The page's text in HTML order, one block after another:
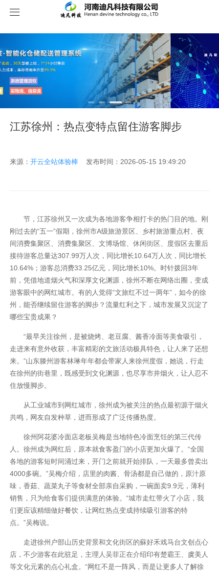
开云全站
江苏徐州：热点变特点留住游客脚步
来源： 开云全站体验棒 发布时间：2026-05-15 19:49:20
节，江苏徐州又一次成为各地游客争相打卡的热门目的地。刚
刚过去的“五一”假期，徐州市A级旅游景区、乡村旅游重点村、夜
间消费集聚区、消费集聚区、文博场馆、休闲街区、度假区去重后
接待游客总量达307.99万人次，同比增长10.64万人次，同比增长
10.64%；游客总消费33.25亿元，同比增长10%。时针拨回3年
前，凭借地道烟火气和深厚文化渊源，徐州不断在网络出圈，变成
游客眼中的网红城市。有的人觉得“文旅红不过一两年”，如今的徐
州，能否继续留住游客的脚步？流量红利之下，城市发展又沉淀了
哪些宝贵成果？
“最早关注徐州，是被烧烤、老豆腐、酱香冷面等美食吸引，
走进来有意外收获，丰富精彩的文旅活动极具特色，让人来了还想
来。”山东滕州游客林琳年年都会带家人来徐州度假，她说，行走
在徐州的街巷里，既感受到文化渊源，也尽享市井烟火，让人忍不
住放慢脚步。
从工业城市到网红城市，徐州成为被关注的热点最初源于烟火
共鸣，网友自发种草，进而形成了广泛传播热度。
徐州阿花婆冷面店老板吴梅是当地特色冷面烹饪的第三代传
人。徐州成为网红后，原本就食客盈门的小店更加火爆了。“全国
各地的游客短时间涌过来，开门之前就开始排队，一天最多曾卖出
4000多碗。”吴梅介绍，店里的肉酱、骨汤都是自己做的，原汁原
味，香菇、蔬菜丸子等食材全部亲自采购，一碗面卖9.9元，薄利
销售，只为给食客们提供满意的体验。“城市走红带火了小店，我
们更应该精细做好餐饮，让网红热点变成持续吸引游客的特
点。”吴梅说。
走进徐州户部山历史背景和文化街区的蘇好禾戏马台文创点心
店，不少游客在此驻足，主理人吴菲正在介绍印有楚霸王、虞美人
等文化元素的点心礼盒。“网红不是一阵风，而是让更多人了解徐